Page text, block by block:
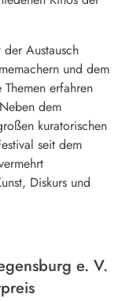
der Austausch
und dem
erfahren
dem
kuratorischen
seit dem
Diskurs und
e. V.